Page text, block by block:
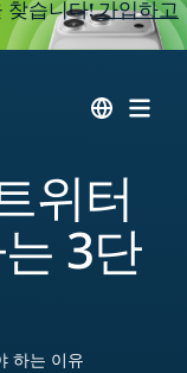
찾습니다!가입하고
위터
3단
하는 이유